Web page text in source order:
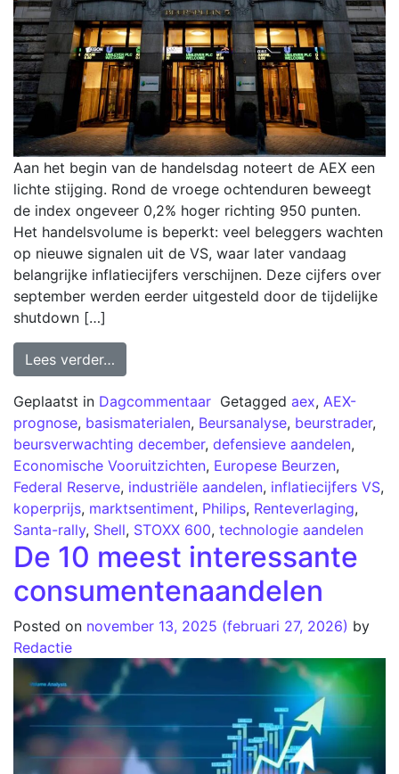
Aan het begin van de handelsdag noteert de AEX een
lichte stijging. Rond de vroege ochtenduren beweegt
de index ongeveer 0,2% hoger richting 950 punten.
Het handelsvolume is beperkt: veel beleggers wachten
op nieuwe signalen uit de VS, waar later vandaag
belangrijke inflatiecijfers verschijnen. Deze cijfers over
september werden eerder uitgesteld door de tijdelijke
shutdown […]
Lees verder…
Geplaatst in Dagcommentaar Getagged aex, AEX-
prognose, basismaterialen, Beursanalyse, beurstrader,
beursverwachting december, defensieve aandelen,
Economische Vooruitzichten, Europese Beurzen,
Federal Reserve, industriële aandelen, inflatiecijfers VS,
koperprijs, marktsentiment, Philips, Renteverlaging,
Santa-rally, Shell, STOXX 600, technologie aandelen
De 10 meest interessante
consumentenaandelen
Posted on november 13, 2025 (februari 27, 2026) by
Redactie